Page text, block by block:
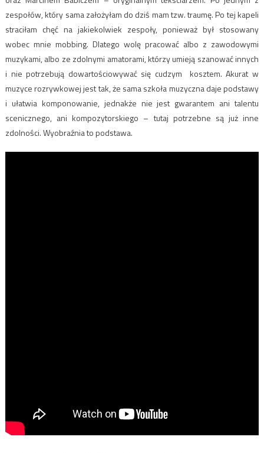
zespołów, który sama założyłam do dziś mam tzw. traumę. Po tej kapeli
straciłam chęć na jakiekolwiek zespoły, ponieważ był stosowany
wobec mnie mobbing. Dlatego wolę pracować albo z zawodowymi
muzykami, albo ze zdolnymi amatorami, którzy umieją szanować innych
i nie potrzebują dowartościowywać się cudzym kosztem. Akurat w
muzyce rozrywkowej jest tak, że sama szkoła muzyczna daje podstawy
i ułatwia komponowanie, jednakże nie jest gwarantem ani talentu
scenicznego, ani kompozytorskiego – tutaj potrzebne są już inne
zdolności. Wyobraźnia to podstawa.